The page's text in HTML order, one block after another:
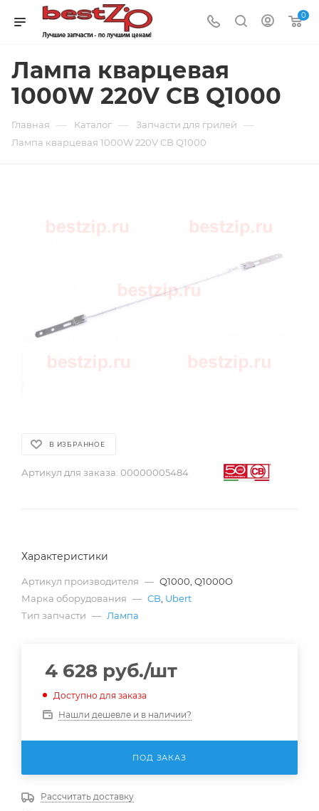
0
Лампа кварцевая
1000W 220V CB Q1000
Главная — Каталог — Запчасти для грилей —
Лампа кварцевая 1000W 220V CB Q1000
В ИЗБРАННОЕ
Артикул для заказа: 00000005484
Характеристики
Артикул производителя — Q1000, Q1000O
Марка оборудования — CB, Ubert
Тип запчасти — Лампа
4 628 руб./шт
Доступно для заказа
Нашли дешевле и в наличии?
ПОД ЗАКАЗ
Рассчитать доставку